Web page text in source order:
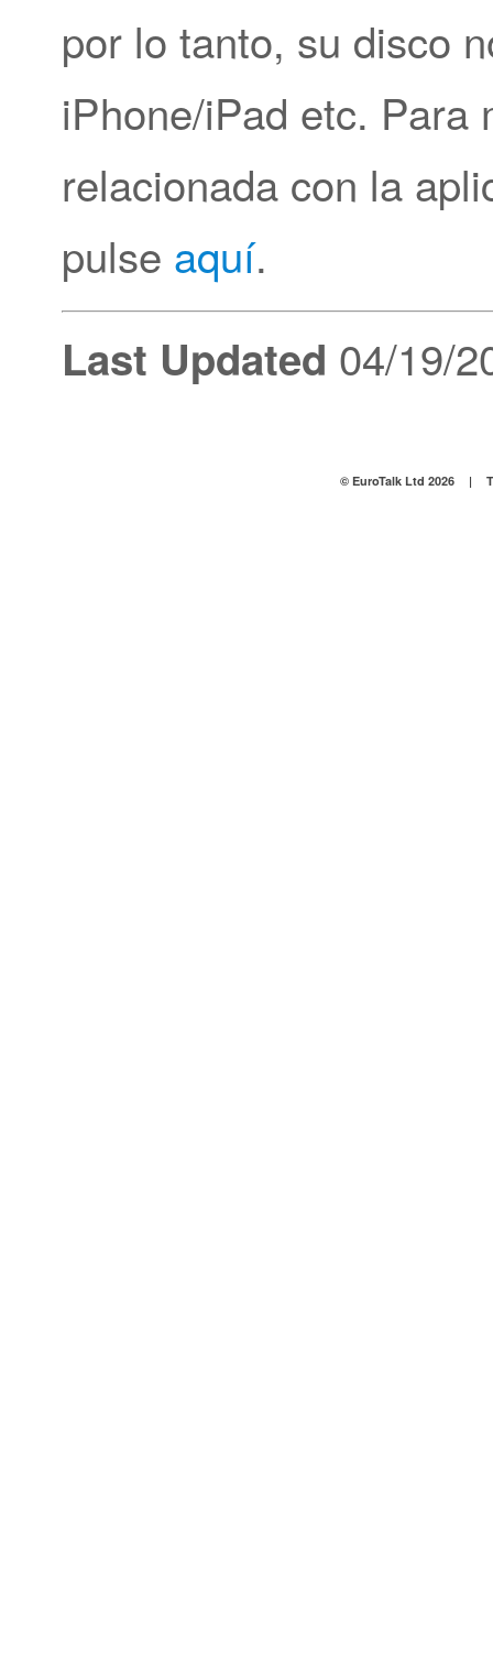
por lo tanto, su disco
iPhone/iPad etc. Para
relacionada con la
pulse aquí.
Last Updated 04/19/
© EuroTalk Ltd 2026 |